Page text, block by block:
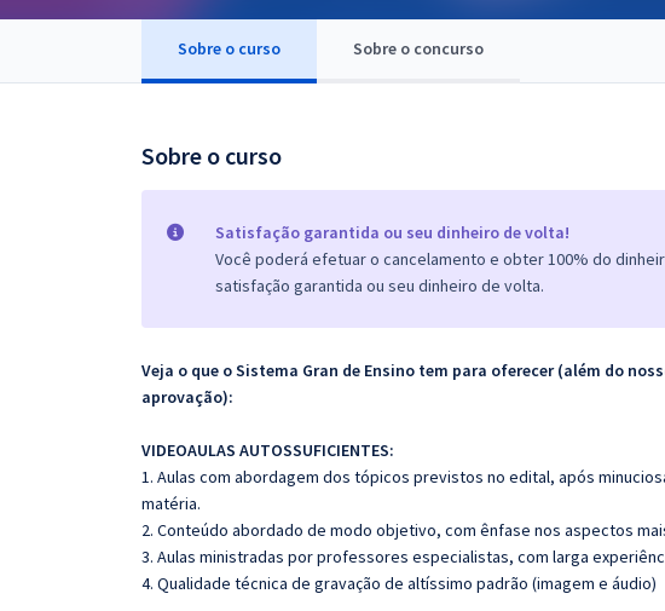
Pós
Sobre o curso Sobre o concurso
Sobre o curso
Satisfação garantida ou seu dinheiro de volta!
Você poderá efetuar o cancelamento e obter 100% do
satisfação garantida ou seu dinheiro de volta.
Veja o que o Sistema Gran de Ensino tem para oferecer (além do
aprovação):
VIDEOAULAS AUTOSSUFICIENTES:
1. Aulas com abordagem dos tópicos previstos no edital, após
matéria.
2. Conteúdo abordado de modo objetivo, com ênfase nos aspectos
3. Aulas ministradas por professores especialistas, com larga
4. Qualidade técnica de gravação de altíssimo padrão (imagem e áudio)